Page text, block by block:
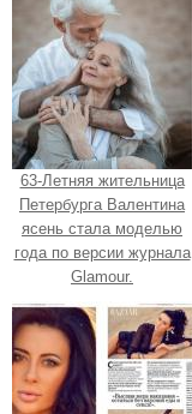
63-Летняя жительница
Петербурга Валентина
ясень стала моделью
года по версии журнала
Glamour.